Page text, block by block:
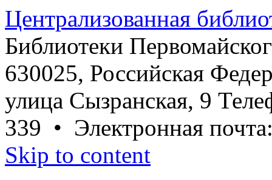
Централизованная
Библиотеки
630025, Российская
улица Сызранская, 9
339 • Электронная
Skip to content